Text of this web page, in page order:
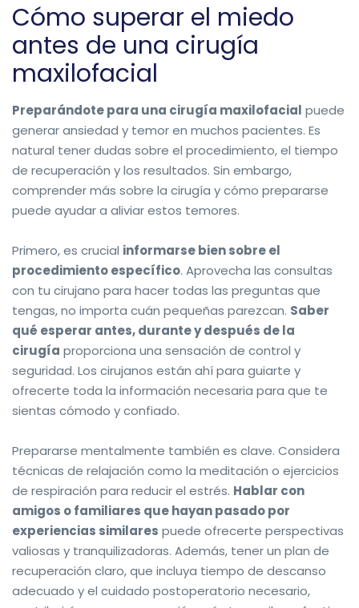
Cómo superar el miedo
antes de una cirugía
maxilofacial
Preparándote para una cirugía maxilofacial puede
generar ansiedad y temor en muchos pacientes. Es
natural tener dudas sobre el procedimiento, el tiempo
de recuperación y los resultados. Sin embargo,
comprender más sobre la cirugía y cómo prepararse
puede ayudar a aliviar estos temores.
Primero, es crucial informarse bien sobre el
procedimiento específico. Aprovecha las consultas
con tu cirujano para hacer todas las preguntas que
tengas, no importa cuán pequeñas parezcan. Saber
qué esperar antes, durante y después de la
cirugía proporciona una sensación de control y
seguridad. Los cirujanos están ahí para guiarte y
ofrecerte toda la información necesaria para que te
sientas cómodo y confiado.
Prepararse mentalmente también es clave. Considera
técnicas de relajación como la meditación o ejercicios
de respiración para reducir el estrés. Hablar con
amigos o familiares que hayan pasado por
experiencias similares puede ofrecerte perspectivas
valiosas y tranquilizadoras. Además, tener un plan de
recuperación claro, que incluya tiempo de descanso
adecuado y el cuidado postoperatorio necesario,